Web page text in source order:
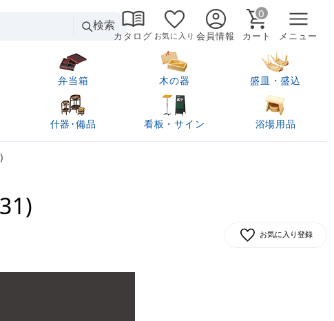
検索
カタログ お気に入り 会員情報
0
カート メニュー
弁当箱 木の器 盛皿・盛込
什器･備品 看板・サイン 浴場用品
お気に入り登録